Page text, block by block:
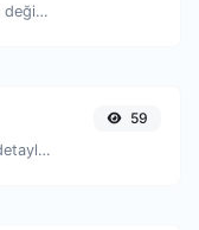
Dosya türü, boyutu ve son değiştirilme tarihi gibi bilgileri görüntüleyin.
Bir alan adı hakkında tüm detayları edinin.
59